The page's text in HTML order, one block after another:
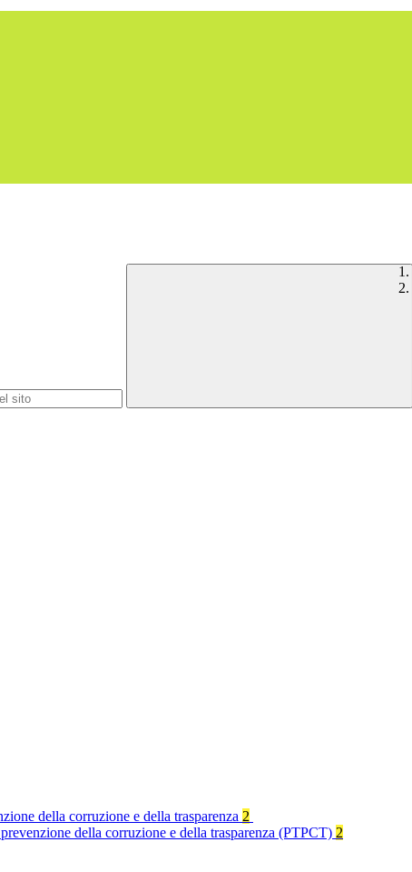
della corruzione e della trasparenza 2
della corruzione e della trasparenza (PTPCT) 2